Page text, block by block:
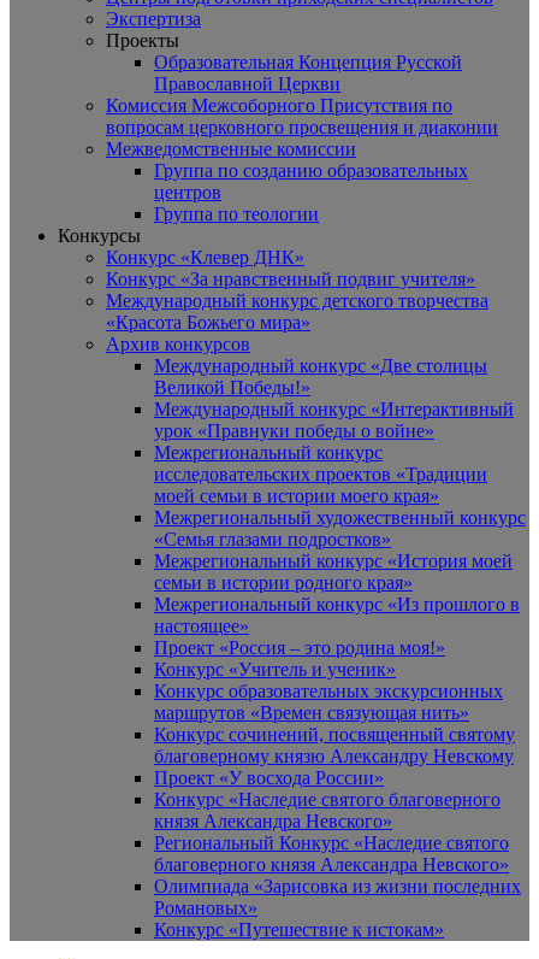
Экспертиза
Проекты
Образовательная Концепция Русской
Православной Церкви
Комиссия Межсоборного Присутствия по
вопросам церковного просвещения и диаконии
Межведомственные комиссии
Группа по созданию образовательных
центров
Группа по теологии
Конкурсы
Конкурс «Клевер ДНК»
Конкурс «За нравственный подвиг учителя»
Международный конкурс детского творчества
«Красота Божьего мира»
Архив конкурсов
Международный конкурс «Две столицы
Великой Победы!»
Международный конкурс «Интерактивный
урок «Правнуки победы о войне»
Межрегиональный конкурс
исследовательских проектов «Традиции
моей семьи в истории моего края»
Межрегиональный художественный конкурс
«Семья глазами подростков»
Межрегиональный конкурс «История моей
семьи в истории родного края»
Межрегиональный конкурс «Из прошлого в
настоящее»
Проект «Россия – это родина моя!»
Конкурс «Учитель и ученик»
Конкурс образовательных экскурсионных
маршрутов «Времен связующая нить»
Конкурс сочинений, посвященный святому
благоверному князю Александру Невскому
Проект «У восхода России»
Конкурс «Наследие святого благоверного
князя Александра Невского»
Региональный Конкурс «Наследие святого
благоверного князя Александра Невского»
Олимпиада «Зарисовка из жизни последних
Романовых»
Конкурс «Путешествие к истокам»